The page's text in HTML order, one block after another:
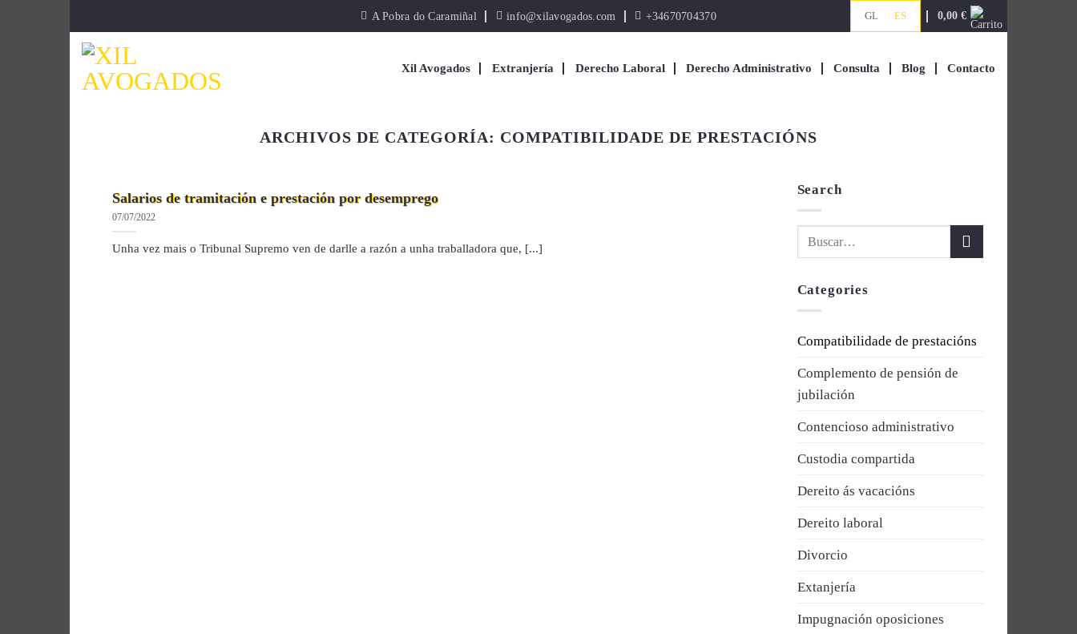
al
contenido
A Pobra do Caramiñal info@xilavogados.com +34670704370 GL ES 0,00€
Xil Avogados Extranjería Derecho Laboral Derecho Administrativo Consulta Blog Contacto
ARCHIVOS DE CATEGORÍA: COMPATIBILIDADE DE PRESTACIÓNS
Salarios de tramitación e prestación por desemprego
07/07/2022
Unha vez mais o Tribunal Supremo ven de darlle a razón a unha traballadora que, [...]
Search
Categories
Compatibilidade de prestacións
Complemento de pensión de
jubilación
Contencioso administrativo
Custodia compartida
Dereito ás vacacións
Dereito laboral
Divorcio
Extanjería
Impugnación oposiciones